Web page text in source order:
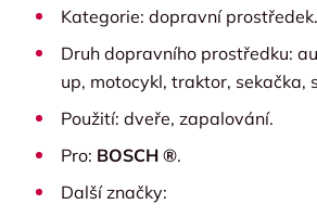
Kategorie: dopravní prostředek.
Druh dopravního prostředku:
up, motocykl, traktor, sekačka,
Použití: dveře, zapalování.
Pro: BOSCH ®.
Další značky: